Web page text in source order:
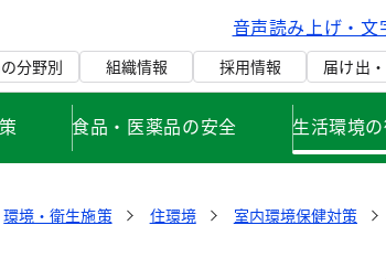
音声読み上げ・
分野別 組織情報 採用情報 届け出
食品・医薬品の安全 生活環境
環境・衛生施策 住環境 室内環境保健対策